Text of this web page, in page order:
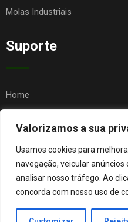
Valorizamos a sua
Usamos cookies para
navegação, veicular
analisar nosso tráfego. Ao
concorda com nosso uso de
Molas Industriais
Suporte
Home
© Copyright Agro Metal